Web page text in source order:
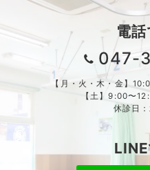
電
047-
【月・火・木・金】
【土】9:00〜
休診日